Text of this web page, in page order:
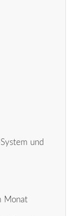
und
Monat